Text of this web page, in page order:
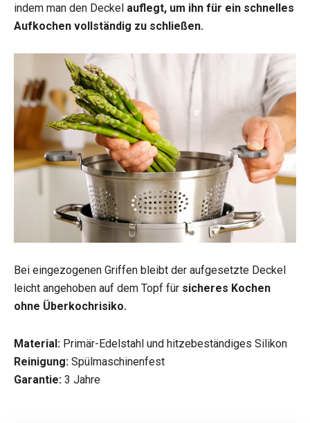
indem man den Deckel auflegt, um ihn für ein schnelles
Aufkochen vollständig zu schließen.
Bei eingezogenen Griffen bleibt der aufgesetzte Deckel
leicht angehoben auf dem Topf für sicheres Kochen
ohne Überkochrisiko.
Material: Primär-Edelstahl und hitzebeständiges Silikon
Reinigung: Spülmaschinenfest
Garantie: 3 Jahre